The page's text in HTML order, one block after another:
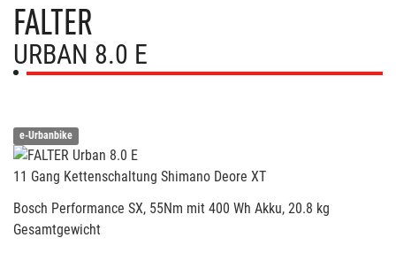
FALTER
URBAN 8.0 E
e-Urbanbike
11 Gang Kettenschaltung Shimano Deore XT
Bosch Performance SX, 55Nm mit 400 Wh Akku, 20.8 kg
Gesamtgewicht